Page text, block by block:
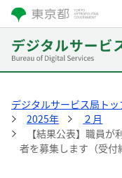
デジタルサービス局トッ
2025年
２月
【結果公表】職員
者を募集します（受付